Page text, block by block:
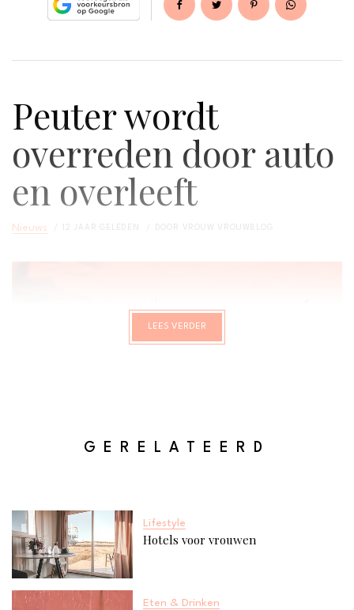
Peuter wordt
overreden door auto
en overleeft
Nieuws 12 JAAR GELEDEN DOOR VROUW VROUWBLOG
LEES VERDER
GERELATEERD
Lifestyle
Hotels voor vrouwen
Eten & Drinken